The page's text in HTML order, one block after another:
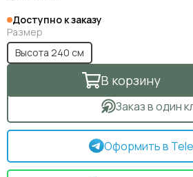
Доступно к заказу
Размер
Высота 240 см
В корзину
Заказ в один
Оформить в